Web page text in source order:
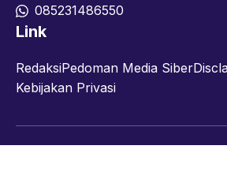
085231486550
Link
RedaksiPedoman Media Siber
Kebijakan Privasi